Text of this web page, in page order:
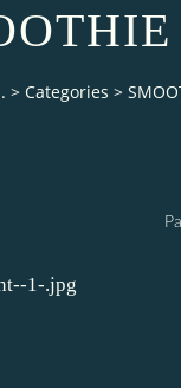
> Categories >